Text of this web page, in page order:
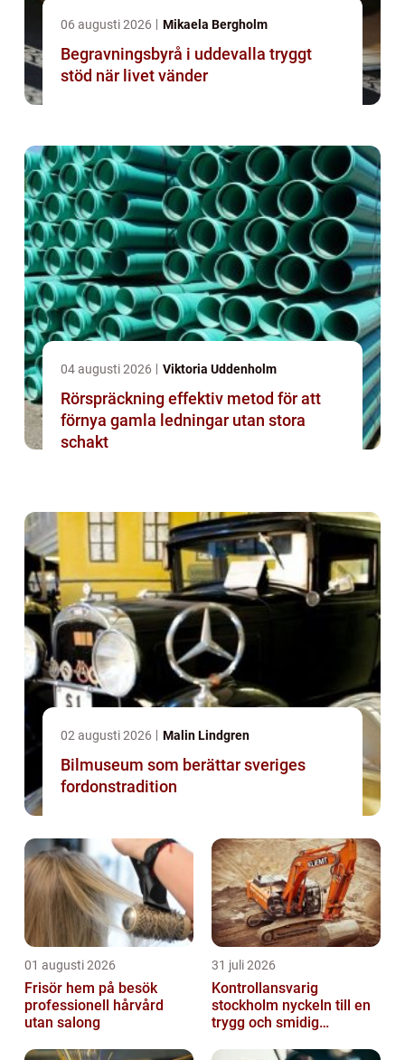
06 augusti 2026 Mikaela Bergholm
Begravningsbyrå i uddevalla tryggt
stöd när livet vänder
04 augusti 2026 Viktoria Uddenholm
Rörspräckning effektiv metod för att
förnya gamla ledningar utan stora
schakt
02 augusti 2026 Malin Lindgren
Bilmuseum som berättar sveriges
fordonstradition
01 augusti 2026
Frisör hem på besök
professionell hårvård
utan salong
31 juli 2026
Kontrollansvarig
stockholm nyckeln till en
trygg och smidig